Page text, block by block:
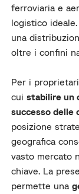
ferroviaria e
logistico
una
oltre i confini
Per i
cuistabilire un
successo delle
posizione
geografica
vasto mercato
chiave. La
permette una